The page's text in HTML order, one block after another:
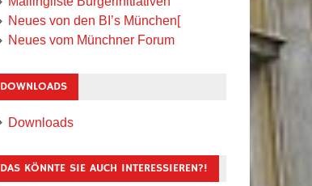
Neues von den BI’s München[
Neues vom Münchner Forum
DOWNLOADS
Downloads
DAS KÖNNTE SIE AUCH INTERESSIEREN?!